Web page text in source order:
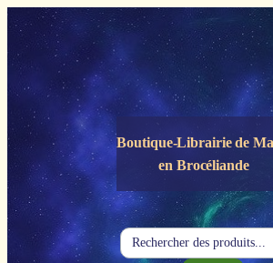
Panneau de gestion des cookies
Boutique-Librairie de
en Brocéliande
Recherche
de